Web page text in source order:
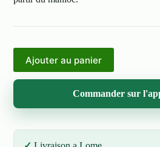
Ajouter au panier
Commander sur